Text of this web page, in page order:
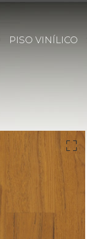
PISO VINÍLICO